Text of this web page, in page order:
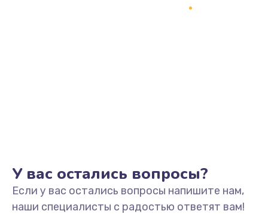
У вас остались вопросы?
Если у вас остались вопросы напишите нам,
наши специалисты с радостью ответят вам!